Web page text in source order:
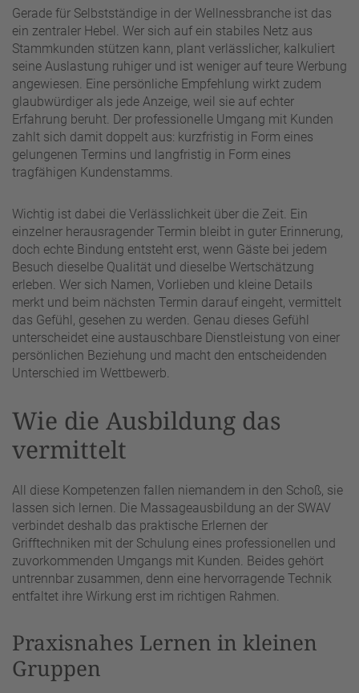
Gerade für Selbstständige in der Wellnessbranche ist das
ein zentraler Hebel. Wer sich auf ein stabiles Netz aus
Stammkunden stützen kann, plant verlässlicher, kalkuliert
seine Auslastung ruhiger und ist weniger auf teure Werbung
angewiesen. Eine persönliche Empfehlung wirkt zudem
glaubwürdiger als jede Anzeige, weil sie auf echter
Erfahrung beruht. Der professionelle Umgang mit Kunden
zahlt sich damit doppelt aus: kurzfristig in Form eines
gelungenen Termins und langfristig in Form eines
tragfähigen Kundenstamms.
Wichtig ist dabei die Verlässlichkeit über die Zeit. Ein
einzelner herausragender Termin bleibt in guter Erinnerung,
doch echte Bindung entsteht erst, wenn Gäste bei jedem
Besuch dieselbe Qualität und dieselbe Wertschätzung
erleben. Wer sich Namen, Vorlieben und kleine Details
merkt und beim nächsten Termin darauf eingeht, vermittelt
das Gefühl, gesehen zu werden. Genau dieses Gefühl
unterscheidet eine austauschbare Dienstleistung von einer
persönlichen Beziehung und macht den entscheidenden
Unterschied im Wettbewerb.
Wie die Ausbildung das
vermittelt
All diese Kompetenzen fallen niemandem in den Schoß, sie
lassen sich lernen. Die Massageausbildung an der SWAV
verbindet deshalb das praktische Erlernen der
Grifftechniken mit der Schulung eines professionellen und
zuvorkommenden Umgangs mit Kunden. Beides gehört
untrennbar zusammen, denn eine hervorragende Technik
entfaltet ihre Wirkung erst im richtigen Rahmen.
Praxisnahes Lernen in kleinen
Gruppen